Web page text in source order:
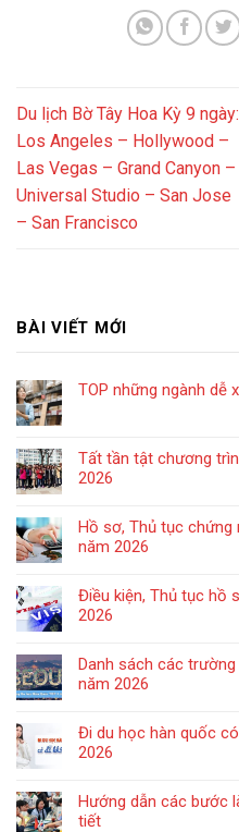
Du lịch Bờ Tây Hoa Kỳ 9 ngày:
Los Angeles – Hollywood –
Las Vegas – Grand Canyon –
Universal Studio – San Jose
– San Francisco
BÀI VIẾT MỚI
TOP những ngành dễ
Tất tần tật chương
2026
Hồ sơ, Thủ tục chứng
năm 2026
Điều kiện, Thủ tục hồ
2026
Danh sách các
năm 2026
Đi du học hàn quốc
2026
Hướng dẫn các bước
tiết